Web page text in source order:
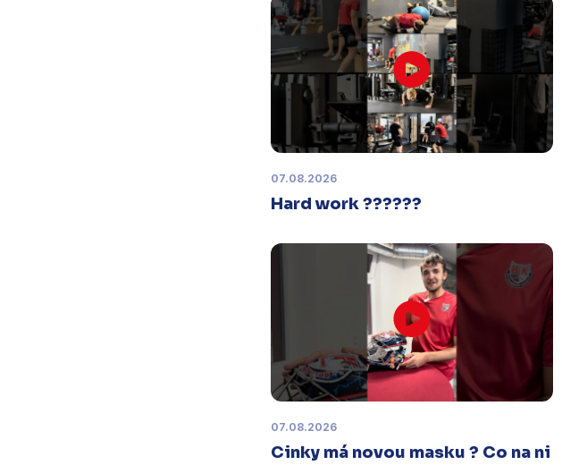
Zápas dorostu je odložen
Čtvrtek 29. ledna |Utkání dorostu v
Šumperku, které se mělo odehrát v
pátek 30. ledna ve 14:15,je
odloženo!Odehraje se v náhradním
Úterý 27. ledna |Utkání 32. kola v
, které se mělo původně
odehrát 31. ledna, bylo z důvodu
marodky Králů
odloženo. Kluby se
domluvily na náhradním termínu,
Bruslaři se s Pískem utkají venku
pondělí 16. února od 18:00 .
07.08.2026
Hard work ??????
07.08.2026
Cinky má novou masku ? Co na ni